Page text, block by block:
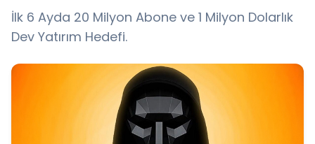
İlk 6 Ayda 20 Milyon Abone ve 1 Milyon Dolarlık
Dev Yatırım Hedefi.